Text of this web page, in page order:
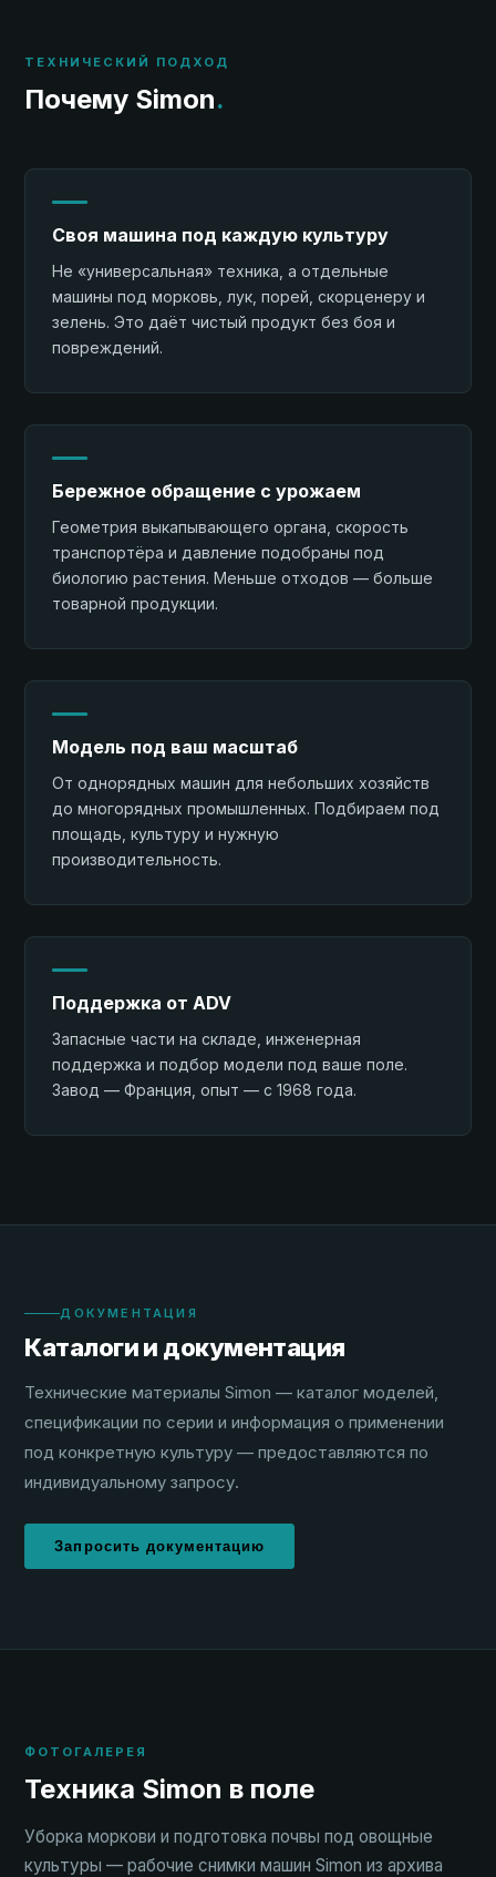
ТЕХНИЧЕСКИЙ ПОДХОД
Почему Simon.
Своя машина под каждую культуру
Не «универсальная» техника, а отдельные
машины под морковь, лук, порей, скорценеру и
зелень. Это даёт чистый продукт без боя и
повреждений.
Бережное обращение с урожаем
Геометрия выкапывающего органа, скорость
транспортёра и давление подобраны под
биологию растения. Меньше отходов — больше
товарной продукции.
Модель под ваш масштаб
От однорядных машин для небольших хозяйств
до многорядных промышленных. Подбираем под
площадь, культуру и нужную
производительность.
Поддержка от ADV
Запасные части на складе, инженерная
поддержка и подбор модели под ваше поле.
Завод — Франция, опыт — с 1968 года.
ДОКУМЕНТАЦИЯ
Каталоги и документация
Технические материалы Simon — каталог моделей,
спецификации по серии и информация о применении
под конкретную культуру — предоставляются по
индивидуальному запросу.
Запросить документацию
ФОТОГАЛЕРЕЯ
Техника Simon в поле
Уборка моркови и подготовка почвы под овощные
культуры — рабочие снимки машин Simon из архива